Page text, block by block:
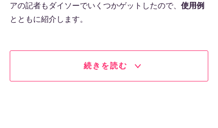
アの記者もダイソーでいくつかゲットしたので、 使用例
とともに紹介します。
続きを読む